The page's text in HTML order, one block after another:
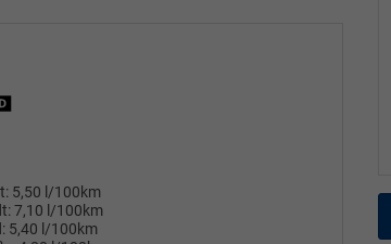
5,50 l/100km
7,10 l/100km
5,40 l/100km